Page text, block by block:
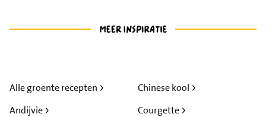
Alle groente recepten
Andijvie
Chinese kool
Courgette